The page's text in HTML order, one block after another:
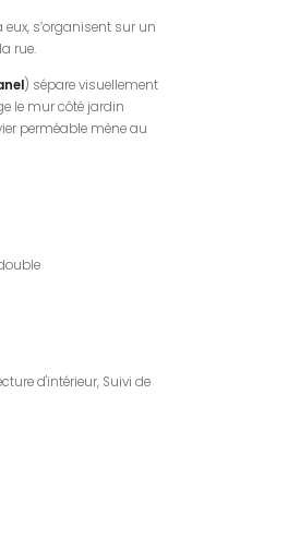
s’organisent sur un
rue.
) sépare visuellement
le mur côté jardin
perméable mène au
d'intérieur, Suivi de